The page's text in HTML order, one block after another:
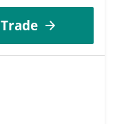
Trade